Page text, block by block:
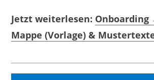
Jetzt weiterlesen: Onboarding
Mappe (Vorlage) &